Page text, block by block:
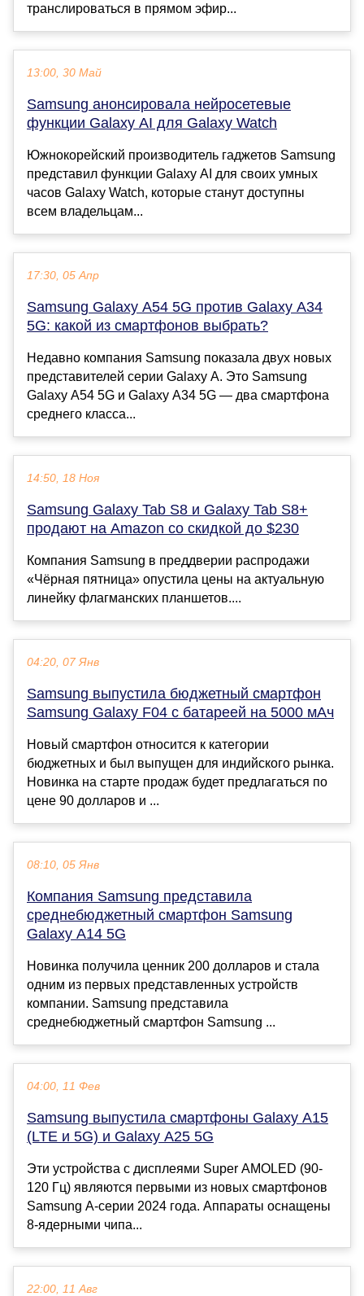
транслироваться в прямом эфир...
13:00, 30 Май
Samsung анонсировала нейросетевые
функции Galaxy AI для Galaxy Watch
Южнокорейский производитель гаджетов Samsung
представил функции Galaxy AI для своих умных
часов Galaxy Watch, которые станут доступны
всем владельцам...
17:30, 05 Апр
Samsung Galaxy A54 5G против Galaxy A34
5G: какой из смартфонов выбрать?
Недавно компания Samsung показала двух новых
представителей серии Galaxy A. Это Samsung
Galaxy A54 5G и Galaxy A34 5G — два смартфона
среднего класса...
14:50, 18 Ноя
Samsung Galaxy Tab S8 и Galaxy Tab S8+
продают на Amazon со скидкой до $230
Компания Samsung в преддверии распродажи
«Чёрная пятница» опустила цены на актуальную
линейку флагманских планшетов....
04:20, 07 Янв
Samsung выпустила бюджетный смартфон
Samsung Galaxy F04 с батареей на 5000 мАч
Новый смартфон относится к категории
бюджетных и был выпущен для индийского рынка.
Новинка на старте продаж будет предлагаться по
цене 90 долларов и ...
08:10, 05 Янв
Компания Samsung представила
среднебюджетный смартфон Samsung
Galaxy A14 5G
Новинка получила ценник 200 долларов и стала
одним из первых представленных устройств
компании. Samsung представила
среднебюджетный смартфон Samsung ...
04:00, 11 Фев
Samsung выпустила смартфоны Galaxy A15
(LTE и 5G) и Galaxy A25 5G
Эти устройства с дисплеями Super AMOLED (90-
120 Гц) являются первыми из новых смартфонов
Samsung A-серии 2024 года. Аппараты оснащены
8-ядерными чипа...
22:00, 11 Авг